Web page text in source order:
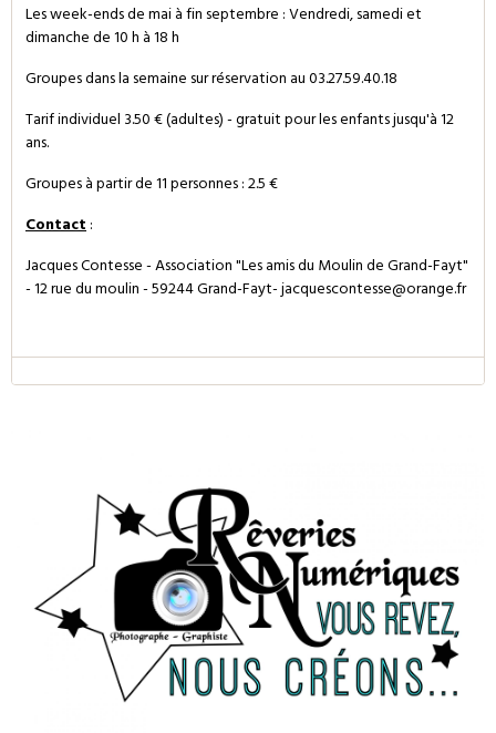
Les week-ends de mai à fin septembre : Vendredi, samedi et
dimanche de 10 h à 18 h
Groupes dans la semaine sur réservation au 03.27.59.40.18
Tarif individuel 3.50 € (adultes) - gratuit pour les enfants jusqu'à 12
ans.
Groupes à partir de 11 personnes : 2.5 €
Contact:
Jacques Contesse - Association "Les amis du Moulin de Grand-Fayt"
- 12 rue du moulin - 59244 Grand-Fayt- jacquescontesse@orange.fr